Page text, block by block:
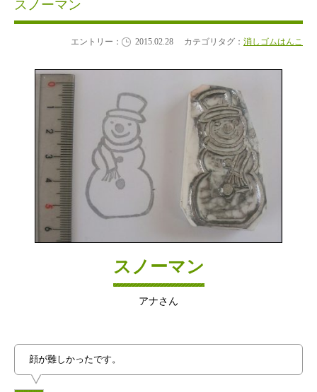
スノーマン
エントリー： 2015.02.28 カテゴリタグ： 消しゴムはんこ
スノーマン
アナさん
顔が難しかったです。